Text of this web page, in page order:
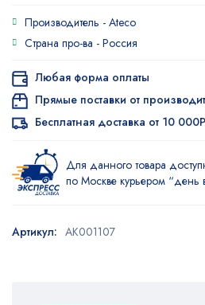
Производитель - Ateco
Страна про-ва - Россия
Любая форма оплаты
Прямые поставки от
Бесплатная доставка от 10 000Р
Для данного товара
по Москве курьером “день
Артикул: AK001107